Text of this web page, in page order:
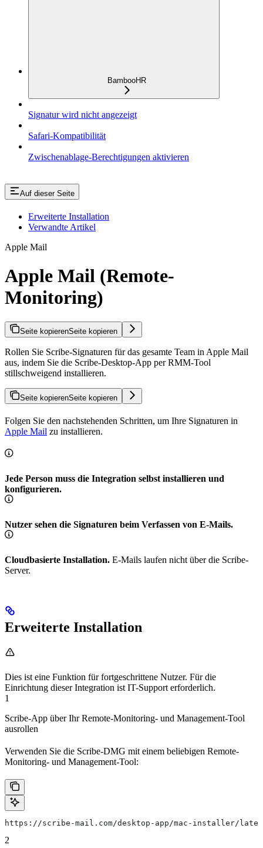
BambooHR
Signatur wird nicht angezeigt
Safari-Kompatibilität
Zwischenablage-Berechtigungen aktivieren
Auf dieser Seite
Erweiterte Installation
Verwandte Artikel
Apple Mail
Apple Mail (Remote-
Monitoring)
Seite kopierenSeite kopieren
Rollen Sie Scribe-Signaturen für das gesamte Team in Apple Mail
aus, indem Sie die Scribe-Desktop-App per RMM-Tool
stillschweigend installieren.
Seite kopierenSeite kopieren
Folgen Sie den nachstehenden Schritten, um Ihre Signaturen in
Apple Mail zu installieren.
Jede Person muss die Integration selbst installieren und
konfigurieren.
Nutzer sehen die Signaturen beim Verfassen von E-Mails.
Cloudbasierte Installation. E-Mails laufen nicht über die Scribe-
Server.
Erweiterte Installation
Dies ist eine Funktion für fortgeschrittene Nutzer. Für die
Einrichtung dieser Integration ist IT-Support erforderlich.
1
Scribe-App über Ihr Remote-Monitoring- und Management-Tool
ausrollen
Verwenden Sie die Scribe-DMG mit einem beliebigen Remote-
Monitoring- und Management-Tool:
https://scribe-mail.com/desktop-app/mac-installer/
2